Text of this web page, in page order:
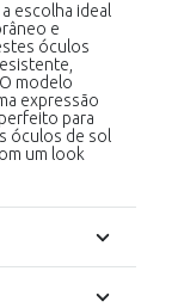
escolha ideal
e
óculos
modelo
expressão
para
óculos de sol
um look